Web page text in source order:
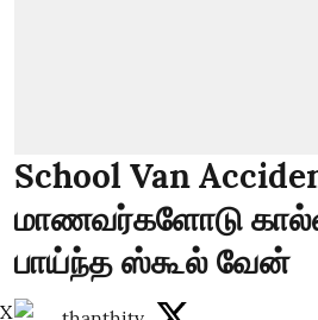
School Van
மாணவர்களோடு
பாய்ந்த ஸ்கூல் வேன்
X